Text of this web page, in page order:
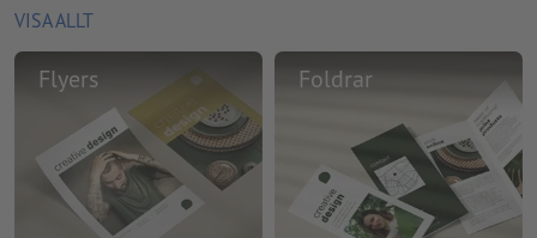
VISA ALLT
Flyers Foldrar